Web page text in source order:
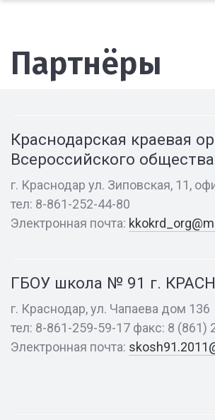
Партнёры
слепых
Краснодарская краевая
Всероссийского
г. Краснодар ул. Зиповская, 11,
тел: 8-861-252-44-80
Электронная почта:
школа
г.
ГБОУ школа № 91 г.
г. Краснодар, ул. Чапаева дом 136
тел: 8-861-259-59-17 факс: 8 (861)
Электронная почта: